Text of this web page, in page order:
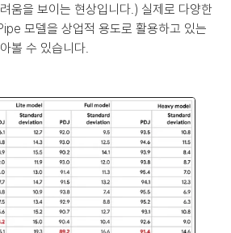
움을 보이는 현상입니다.) 실제로 다양한
모델을 상업적 용도로 활용하고 있는
볼 수 있습니다.